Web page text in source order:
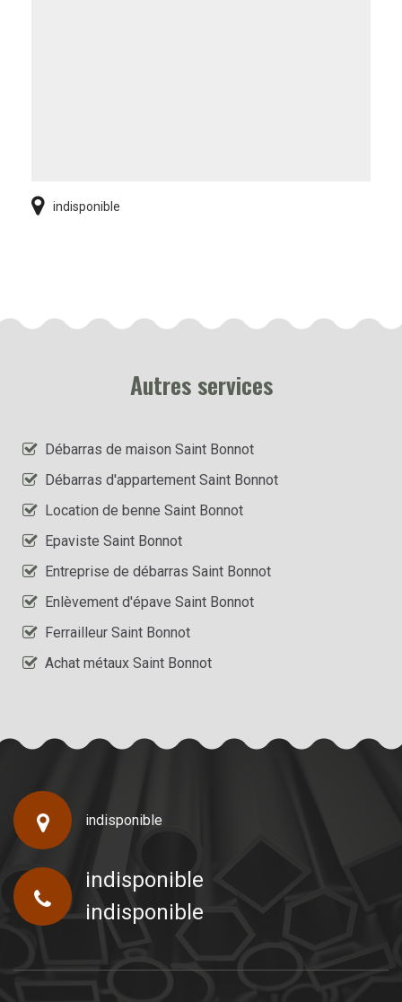
indisponible
Autres services
Débarras de maison Saint Bonnot
Débarras d'appartement Saint Bonnot
Location de benne Saint Bonnot
Epaviste Saint Bonnot
Entreprise de débarras Saint Bonnot
Enlèvement d'épave Saint Bonnot
Ferrailleur Saint Bonnot
Achat métaux Saint Bonnot
indisponible
indisponible
indisponible